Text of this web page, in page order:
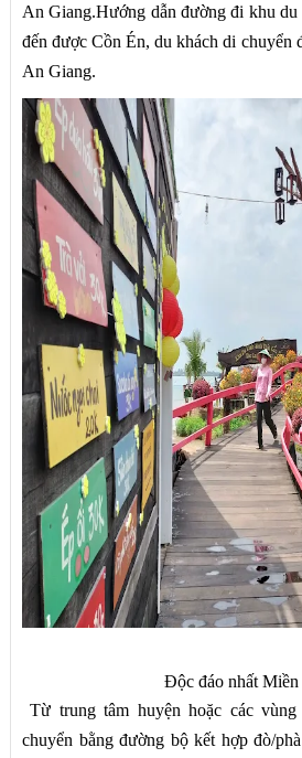
An Giang.Hướng dẫn đường đi khu
đến được Cồn Én, du khách di chuyển
An Giang.
Độc đáo nhất Miền
Từ trung tâm huyện hoặc các
chuyển bằng đường bộ kết hợp đò/